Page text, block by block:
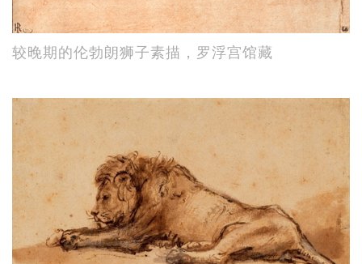
较晚期的伦勃朗狮子素描，罗浮宫馆藏